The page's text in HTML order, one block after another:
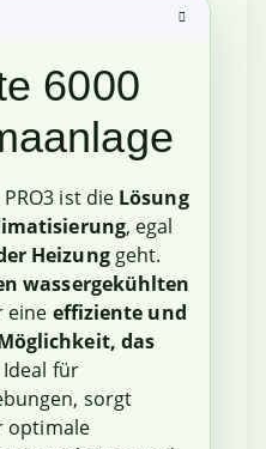
6000
ist die Lösung
, egal
Heizunggeht.
wassergekühlten
eine effiziente und
das
Ideal für
sorgt
optimale